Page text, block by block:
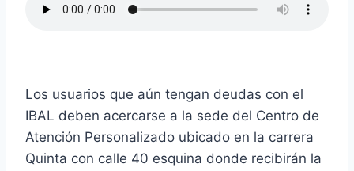
Los usuarios que aún tengan deudas con el
IBAL deben acercarse a la sede del Centro de
Atención Personalizado ubicado en la carrera
Quinta con calle 40 esquina donde recibirán la